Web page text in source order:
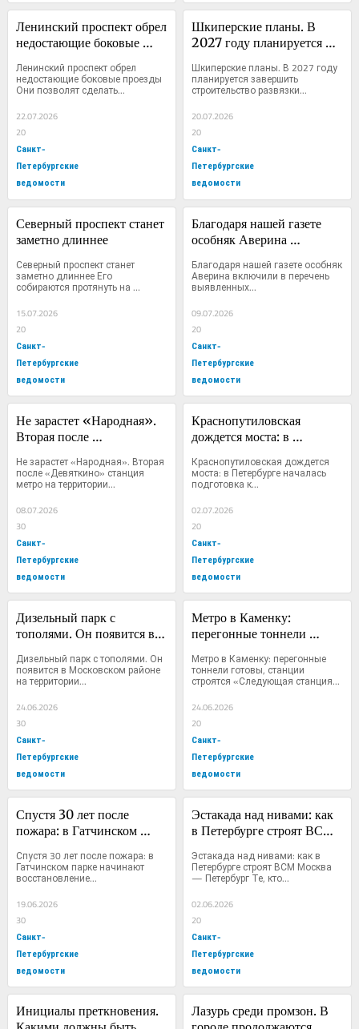
Ленинский проспект обрел
недостающие боковые
Ленинский проспект обрел
недостающие боковые проезды
Они позволят сделать...
22.07.2026
20
Санкт-
Петербургские
ведомости
Шкиперские планы. В
2027 году планируется
развязки Западного
скоростного диаметра
Шкиперские планы. В 2027 году
планируется завершить
строительство развязки...
20.07.2026
20
Санкт-
Петербургские
ведомости
Северный проспект станет
заметно длиннее
Северный проспект станет
заметно длиннее Его
собираются протянуть на
восток,...
15.07.2026
20
Санкт-
Петербургские
ведомости
Благодаря нашей газете
особняк Аверина
выявленных памятников
Благодаря нашей газете особняк
Аверина включили в перечень
выявленных...
09.07.2026
20
Санкт-
Петербургские
ведомости
Не зарастет «Народная».
Вторая после
метро на территории
Ленобласти может
Не зарастет «Народная». Вторая
после «Девяткино» станция
метро на территории...
08.07.2026
30
Санкт-
Петербургские
ведомости
Краснопутиловская
дождется моста: в
подготовка к
строительству путепровода
Краснопутиловская дождется
моста: в Петербурге началась
подготовка к...
02.07.2026
20
Санкт-
Петербургские
ведомости
Дизельный парк с
тополями. Он появится в
территории бывшего
Мясокомбината
Дизельный парк с тополями. Он
появится в Московском районе
на территории...
24.06.2026
30
Санкт-
Петербургские
ведомости
Метро в Каменку:
перегонные тоннели
Метро в Каменку: перегонные
тоннели готовы, станции
строятся «Следующая станция...
24.06.2026
20
Санкт-
Петербургские
ведомости
Спустя 30 лет после
пожара: в Гатчинском
восстановление
легендарного
Спустя 30 лет после пожара: в
Гатчинском парке начинают
восстановление...
19.06.2026
30
Санкт-
Петербургские
ведомости
Эстакада над нивами: как
в Петербурге строят ВСМ
Эстакада над нивами: как в
Петербурге строят ВСМ Москва
— Петербург Те, кто...
02.06.2026
20
Санкт-
Петербургские
ведомости
Инициалы преткновения.
Лазурь среди промзон. В